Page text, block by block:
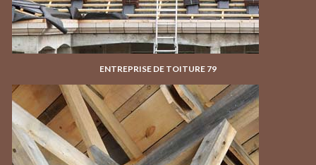
ENTREPRISE DE TOITURE 79